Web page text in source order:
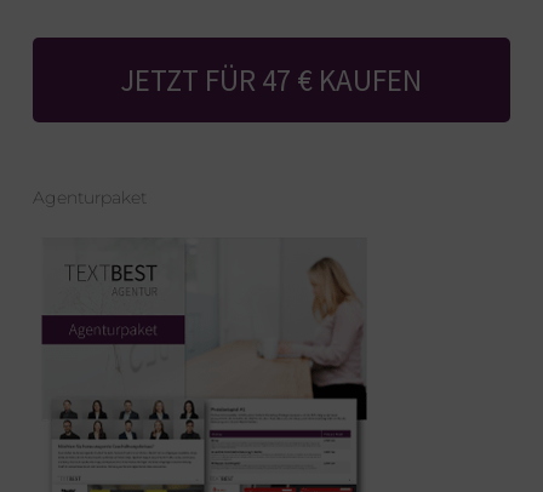
JETZT FÜR 47 € KAUFEN
Agenturpaket